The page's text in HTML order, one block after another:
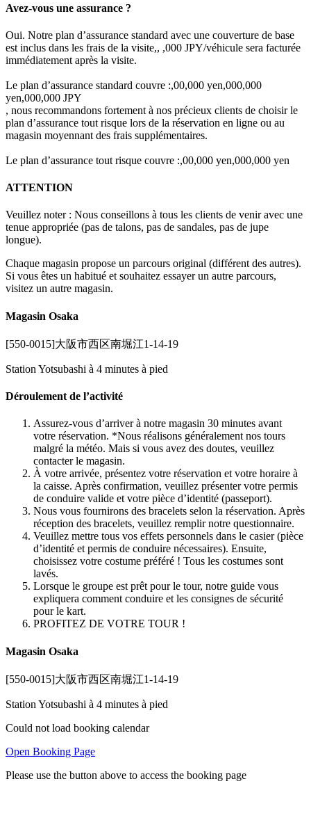
Avez-vous une assurance ?
Oui. Notre plan d’assurance standard avec une couverture de base
est inclus dans les frais de la visite,, ,000 JPY/véhicule sera facturée
immédiatement après la visite.
Le plan d’assurance standard couvre :,00,000 yen,000,000
yen,000,000 JPY
, nous recommandons fortement à nos précieux clients de choisir le
plan d’assurance tout risque lors de la réservation en ligne ou au
magasin moyennant des frais supplémentaires.
Le plan d’assurance tout risque couvre :,00,000 yen,000,000 yen
ATTENTION
Veuillez noter : Nous conseillons à tous les clients de venir avec une
tenue appropriée (pas de talons, pas de sandales, pas de jupe
longue).
Chaque magasin propose un parcours original (différent des autres).
Si vous êtes un habitué et souhaitez essayer un autre parcours,
visitez un autre magasin.
Magasin Osaka
[550-0015]大阪市西区南堀江1-14-19
Station Yotsubashi à 4 minutes à pied
Déroulement de l’activité
Assurez-vous d’arriver à notre magasin 30 minutes avant
votre réservation. *Nous réalisons généralement nos tours
malgré la météo. Mais si vous avez des doutes, veuillez
contacter le magasin.
À votre arrivée, présentez votre réservation et votre horaire à
la caisse. Après confirmation, veuillez présenter votre permis
de conduire valide et votre pièce d’identité (passeport).
Nous vous fournirons des bracelets selon la réservation. Après
réception des bracelets, veuillez remplir notre questionnaire.
Veuillez mettre tous vos effets personnels dans le casier (pièce
d’identité et permis de conduire nécessaires). Ensuite,
choisissez votre costume préféré ! Tous les costumes sont
lavés.
Lorsque le groupe est prêt pour le tour, notre guide vous
expliquera comment conduire et les consignes de sécurité
pour le kart.
PROFITEZ DE VOTRE TOUR !
Magasin Osaka
[550-0015]大阪市西区南堀江1-14-19
Station Yotsubashi à 4 minutes à pied
Could not load booking calendar
Open Booking Page
Please use the button above to access the booking page